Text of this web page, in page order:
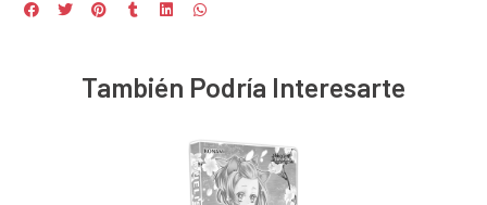
También Podría Interesarte